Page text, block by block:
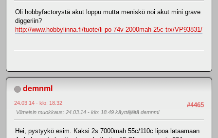
Oli hobbyfactorystä akut loppu mutta meniskö noi akut mini grave
diggeriin?
http://www.hobbylinna.fi/tuote/li-po-74v-2000mah-25c-trx/VP93831/
demnml
#4465
24.03.14 - klo: 18.32
Viimeisin muokkaus: 24.03.14 - klo: 18.49 käyttäjältä demnml
Hei, pystyykö esim. Kaksi 2s 7000mah 55c/110c lipoa lataamaan